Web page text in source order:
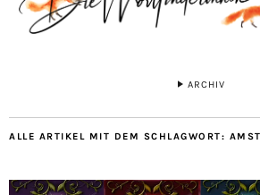
ARCHIV
ALLE ARTIKEL MIT DEM SCHLAGWORT: